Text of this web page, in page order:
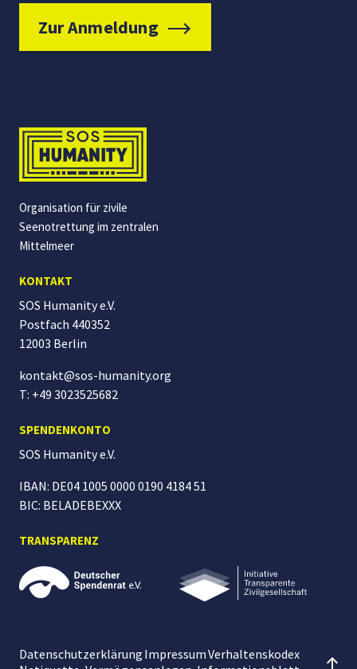
Zur Anmeldung
Organisation für zivile
Seenotrettung im zentralen
Mittelmeer
KONTAKT
SOS Humanity e.V.
Postfach 440352
12003 Berlin
kontakt@sos-humanity.org
T: +49 3023525682
SPENDENKONTO
SOS Humanitye.V.
IBAN: DE04 1005 0000 0190 4184 51
BIC: BELADEBEXXX
TRANSPARENZ
Datenschutzerklärung ImpressumVerhaltenskodex